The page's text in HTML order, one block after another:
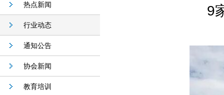
热点新闻
行业动态
通知公告
协会新闻
教育培训
9